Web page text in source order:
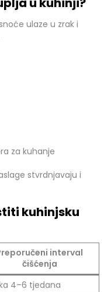
ulaze u zrak i
za kuhanje
stvrdnjavaju i
kuhinjsku
interval
čišćenja
4–6 tjedana